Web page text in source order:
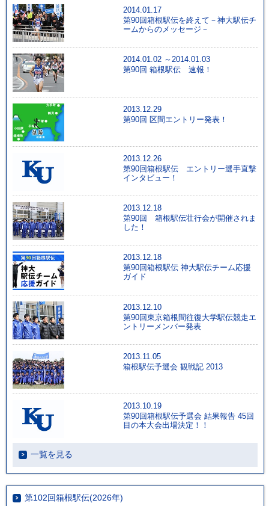
2014.01.17
第90回箱根駅伝を終えて－神大駅伝チ
ームからのメッセージ－
2014.01.02 ～2014.01.03
第90回 箱根駅伝 速報！
2013.12.29
第90回 区間エントリー発表！
2013.12.26
第90回箱根駅伝 エントリー選手直撃
インタビュー！
2013.12.18
第90回 箱根駅伝壮行会が開催されま
した！
2013.12.18
第90回箱根駅伝 神大駅伝チーム応援
ガイド
2013.12.10
第90回東京箱根間往復大学駅伝競走エ
ントリーメンバー発表
2013.11.05
箱根駅伝予選会 観戦記 2013
2013.10.19
第90回箱根駅伝予選会 結果報告 45回
目の本大会出場決定！！
一覧を見る
第102回箱根駅伝(2026年)